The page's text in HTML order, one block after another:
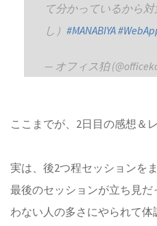
て分かっているから
し） #MANABIYA
— オフィス狛
ここまでが、2日目の感想＆
実は、後2つ程セッションを
最後のセッションが立ち見
わない人の多さにやられて体